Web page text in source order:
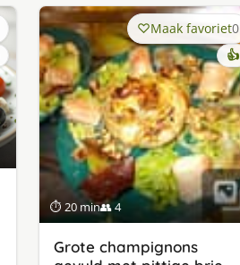
⏱ 20 min👥 4
Maak favoriet0
👍
Grote champignons